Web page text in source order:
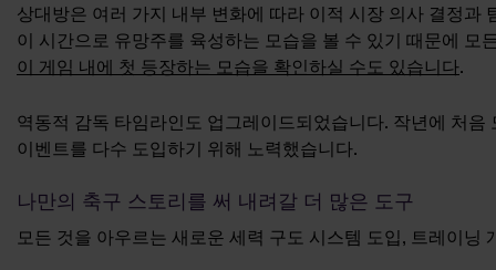
상대방은 여러 가지 내부 변화에 따라 이적 시장 의사 결정
이 시간으로 유망주를 육성하는 모습을 볼 수 있기 때문에
이 게임 내에 첫 등장하는 모습을 확인하실 수도 있습니다.
역동적 감독 타임라인도 업그레이드되었습니다. 작년에 처
이벤트를 다수 도입하기 위해 노력했습니다.
나만의 축구 스토리를 써 내려갈 더 많은 도구
모든 것을 아우르는 새로운 세력 구도 시스템 도입, 트레이